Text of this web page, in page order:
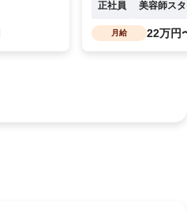
正社員 美容師ス
月給 22万円